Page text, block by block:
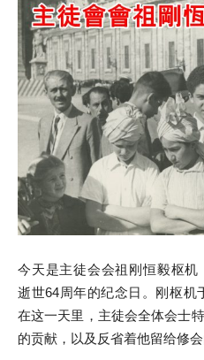
今天是主徒会会祖刚恒毅枢机
逝世64周年的纪念日。刚枢机
在这一天里，主徒会全体会士
的贡献，以及反省着他留给修会